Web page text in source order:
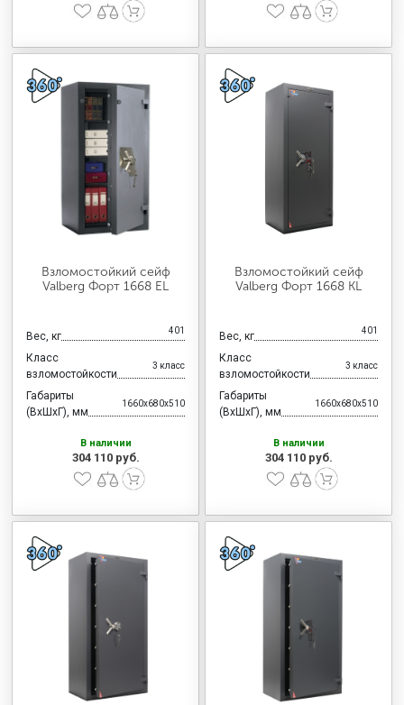
Взломостойкий сейф
Valberg Форт 1668 EL
Вес, кг 401
Класс
взломостойкости
3 класс
Габариты
(ВхШхГ), мм
1660x680x510
В наличии
304 110 руб.
Взломостойкий сейф
Valberg Форт 1668 KL
Вес, кг 401
Класс
взломостойкости
3 класс
Габариты
(ВхШхГ), мм
1660x680x510
В наличии
304 110 руб.